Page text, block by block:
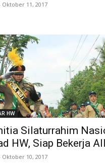
- Oktober 11, 2017
HW
Silaturrahim
HW, Siap Bekerja
- Oktober 10, 2017